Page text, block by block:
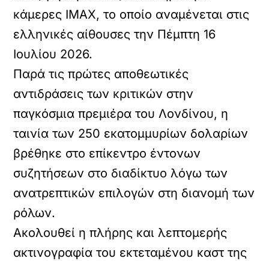
κάμερες IMAX, το οποίο αναμένεται στις
ελληνικές αίθουσες την Πέμπτη 16
Ιουλίου 2026.
Παρά τις πρώτες αποθεωτικές
αντιδράσεις των κριτικών στην
παγκόσμια πρεμιέρα του Λονδίνου, η
ταινία των 250 εκατομμυρίων δολαρίων
βρέθηκε στο επίκεντρο έντονων
συζητήσεων στο διαδίκτυο λόγω των
ανατρεπτικών επιλογών στη διανομή των
ρόλων.
Ακολουθεί η πλήρης και λεπτομερής
ακτινογραφία του εκτεταμένου καστ της